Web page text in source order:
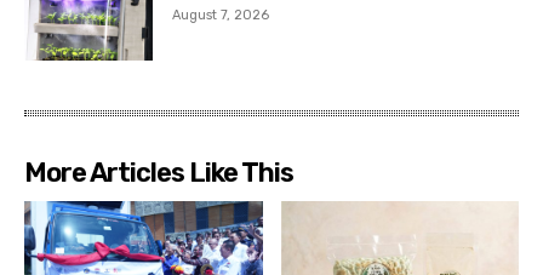
August 7, 2026
More Articles Like This